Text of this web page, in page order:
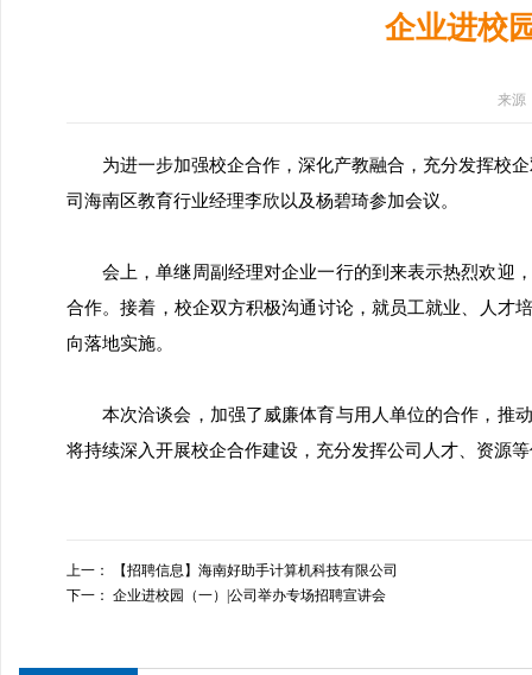
企业进校
来源
为进一步加强校企合作，深化产教融合，充分发挥校
司海南区教育行业经理李欣以及杨碧琦参加会议。
会上，单继周副经理对企业一行的到来表示热烈欢迎
合作。接着，校企双方积极沟通讨论，就员工就业、人才
向落地实施。
本次洽谈会，加强了威廉体育与用人单位的合作，推
将持续深入开展校企合作建设，充分发挥公司人才、资源
上一：
【招聘信息】海南好助手计算机科技有限公司
下一： 企业进校园（一）|公司举办专场招聘宣讲会